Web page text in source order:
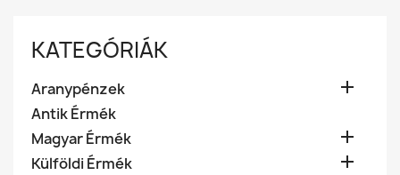
KATEGÓRIÁK
Aranypénzek 
Antik Érmék
Magyar Érmék

Külföldi Érmék 